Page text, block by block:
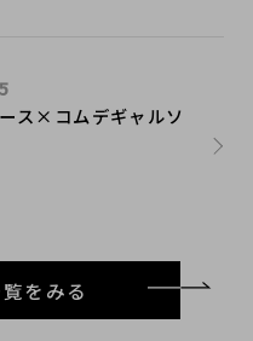
ス×コムデギャルソ
をみる